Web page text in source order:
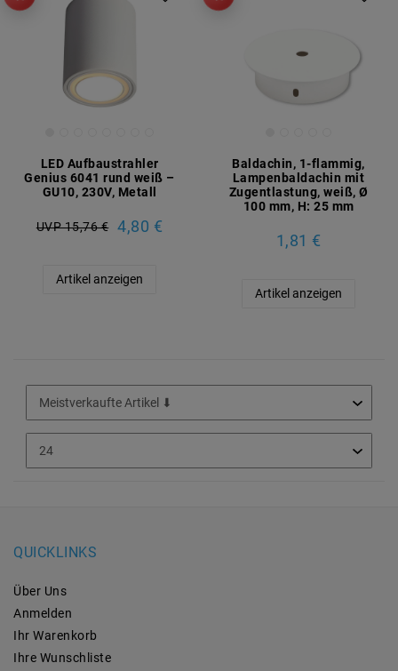
LED Aufbaustrahler
Genius 6041 rund weiß –
GU10, 230V, Metall
UVP 15,76 € 4,80 €
Artikel anzeigen
Baldachin, 1-flammig,
Lampenbaldachin mit
Zugentlastung, weiß, Ø
100 mm, H: 25 mm
1,81 €
Artikel anzeigen
QUICKLINKS
Über Uns
Anmelden
Ihr Warenkorb
Ihre Wunschliste